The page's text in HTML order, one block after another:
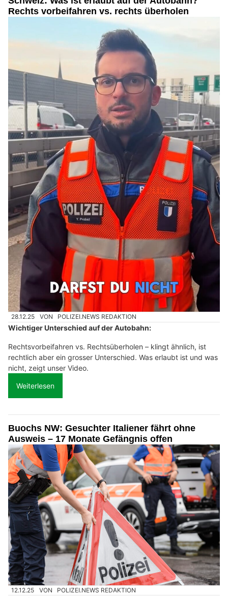
Rechts vorbeifahren vs. rechts überholen
28.12.25 VON POLIZEI.NEWS REDAKTION
Wichtiger Unterschied auf der Autobahn:
Rechtsvorbeifahren vs. Rechtsüberholen – klingt ähnlich, ist
rechtlich aber ein grosser Unterschied. Was erlaubt ist und was
nicht, zeigt unser Video.
Weiterlesen
Buochs NW: Gesuchter Italiener fährt ohne
Ausweis – 17 Monate Gefängnis offen
12.12.25 VON POLIZEI.NEWS REDAKTION